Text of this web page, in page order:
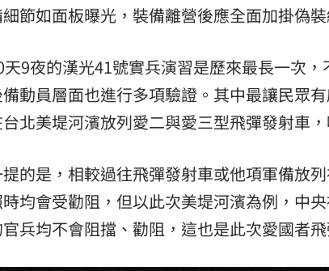
節如面板曝光，裝備離營後應全面加掛偽
9夜的漢光41號實兵演習是歷來最長一次
動員層面也進行多項驗證。其中最讓民眾
北美堤河濱放列愛二與愛三型飛彈發射車
的是，相較過往飛彈發射車或他項軍備放
均會受勸阻，但以此次美堤河濱為例，中
兵均不會阻擋、勸阻，這也是此次愛國者